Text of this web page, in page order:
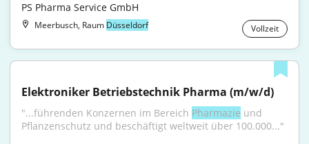
PS Pharma Service GmbH
Meerbusch, Raum Düsseldorf Vollzeit
Elektroniker Betriebstechnik Pharma (m/w/d)
"...führenden Konzernen im Bereich Pharmazie und
Pflanzenschutz und beschäftigt weltweit über 100.000..."